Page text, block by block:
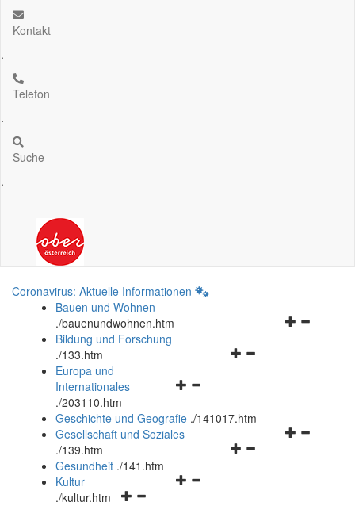
Kontakt
.
Telefon
.
Suche
.
Coronavirus: Aktuelle Informationen
Bauen und Wohnen
./bauenundwohnen.htm
Navigationsmenü
Bildung und Forschung
./133.htm
Navigationsmenü
und
schließen
Europa und
Internationales
./203110.htm
Geschichte und Geografie ./141017.htm
Navigationsmenü
Gesellschaft und Soziales
./139.htm
Navigationsmenü
Gesundheit ./141.htm
Navigationsmenü
Kultur
./kultur.htm